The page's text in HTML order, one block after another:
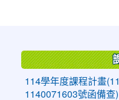
114學年度課程計畫
1140071603號函備查)